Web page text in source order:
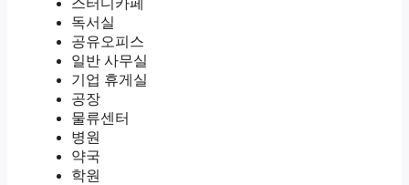
스터디카페
독서실
공유오피스
일반 사무실
기업 휴게실
공장
물류센터
병원
약국
학원